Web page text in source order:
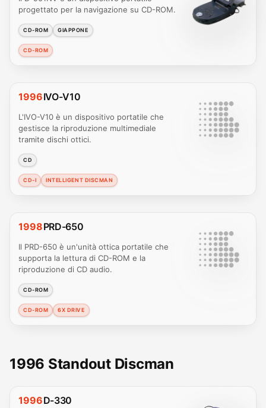
progettato per la navigazione su CD-ROM.
CD-ROM GIAPPONE
CD-ROM
1996IVO-V10
L'IVO-V10 è un dispositivo portatile che
gestisce la riproduzione multimediale
tramite dischi ottici.
CD
CD-I INTELLIGENT DISCMAN
1998PRD-650
Il PRD-650 è un'unità ottica portatile che
supporta la lettura di CD-ROM e la
riproduzione di CD audio.
CD-ROM
CD-ROM 6X DRIVE
1996 Standout Discman
1996D-330